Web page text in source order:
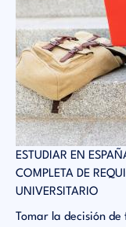
ESTUDIAR EN
COMPLETA DE
UNIVERSITARIO
Tomar la decisión